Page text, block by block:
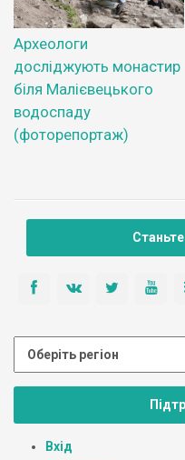
Археологи
досліджують монастир
біля Малієвецького
водоспаду
(фоторепортаж)
Вхід